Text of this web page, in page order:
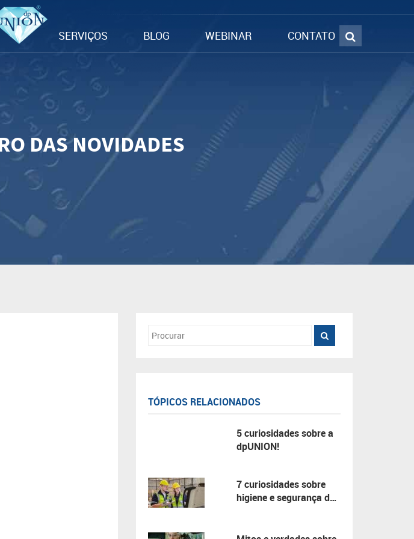
SERVIÇOS BLOG WEBINAR CONTATO
DAS NOVIDADES
TÓPICOS RELACIONADOS
5 curiosidades sobre a
dpUNION!
7 curiosidades sobre
higiene e segurança do